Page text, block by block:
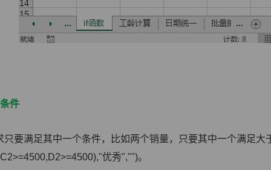
件
只要满足其中一个条件，比如两个销量，只要其中一个满足
优秀","")。